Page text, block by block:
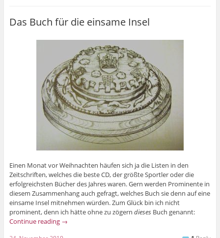
Das Buch für die einsame Insel
Einen Monat vor Weihnachten häufen sich ja die Listen in den
Zeitschriften, welches die beste CD, der größte Sportler oder die
erfolgreichsten Bücher des Jahres waren. Gern werden Prominente in
diesem Zusammenhang auch gefragt, welches Buch sie denn auf eine
einsame Insel mitnehmen würden. Zum Glück bin ich nicht
prominent, denn ich hätte ohne zu zögern diesesBuch genannt:
Continue reading →